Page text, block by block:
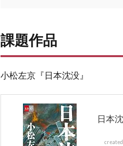
課題作品
小松左京『日本沈没』
日本